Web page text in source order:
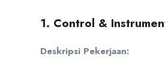
1. Control &
Deskripsi Pekerjaan: